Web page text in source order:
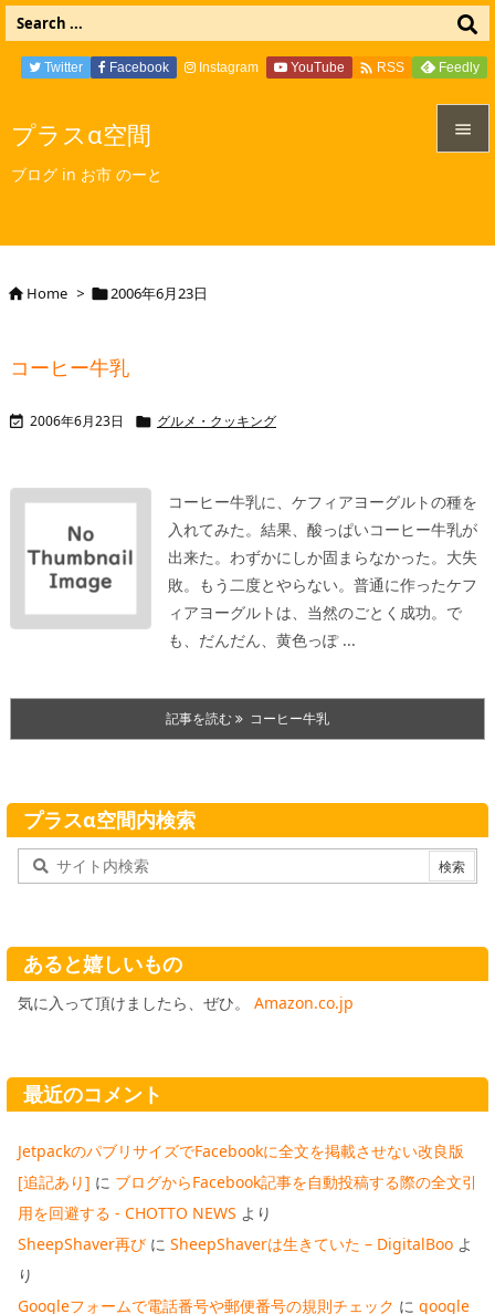
プラスα空間
ブログ in お市 のーと

Twitter Facebook Instagram YouTube  RSS Feedly
Home > 2006年6月23日
コーヒー牛乳
 2006年6月23日  グルメ・クッキング
コーヒー牛乳に、ケフィアヨーグルトの種を
入れてみた。結果、酸っぱいコーヒー牛乳が
出来た。わずかにしか固まらなかった。大失
敗。もう二度とやらない。 普通に作ったケフ
ィアヨーグルトは、当然のごとく成功。で
も、だんだん、黄色っぽ ...
記事を読む コーヒー牛乳
プラスα空間内検索
あると嬉しいもの
気に入って頂けましたら、ぜひ。 Amazon.co.jp
最近のコメント
JetpackのパブリサイズでFacebookに全文を掲載させない改良版
[追記あり] に ブログからFacebook記事を自動投稿する際の全文引
用を回避する - CHOTTO NEWS より
SheepShaver再び に SheepShaverは生きていた – DigitalBoo よ
り
Googleフォームで電話番号や郵便番号の規則チェック に google